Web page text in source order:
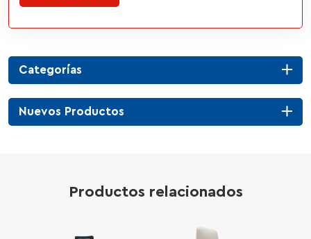
Categorías
Nuevos Productos
Productos relacionados